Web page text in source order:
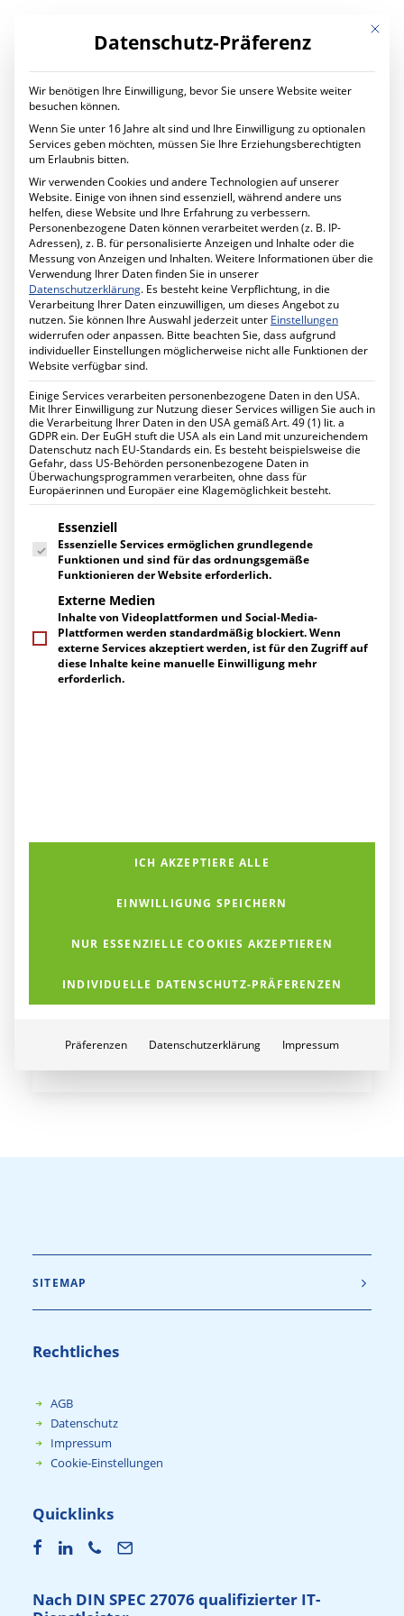
LEISTUNGEN
Digitaler Wandel im Unternehmen
Ihr Projekt mit uns
IT Services
Planung und Betrieb
IT Managed Services
Ihr Projekt mit uns
Cyber Security
Mehr Sicherheit für Ihr Unternehmen
Förderprogramm MID-Digitale Sicherheit
Ihr Projekt mit uns
Schule Digital
Unterricht digital gestalten
Ihr Projekt mit uns
Cabling Solutions
Strukturierte Verkabelung im Gebäude
Ihr Projekt mit uns
Datenschutz
Datenschutz für Ihr Unternehmen
Ihr Projekt mit uns
UNTERNEHMEN
Über uns
Management
Ihre Ansprechpartner
Engagement
Zertifizierungen
Herstellerpartner
Referenzen
KARRIERE
Stellenangebote
Ausbildung
AKTUELLES
News
Events
Pressemitteilungen
Spionage / Sabotage /
Cyberangriffe
Startseite
Posts Tagged "Spionage / Sabotage / Cyberangriffe"
K&K-VIP Event „IT-
Security“ am 27. März
2025 erneut ein voller
Erfolg
von K&K Networks
SITEMAP
Rechtliches
AGB
Datenschutz
Impressum
Cookie-Einstellungen
Quicklinks
Nach DIN SPEC 27076 qualifizierter IT-
Mit
Datenschutz-Präferenz
Wir benötigen Ihre Einwilligung, bevor Sie unsere Website weiter
besuchen können.
Wenn Sie unter 16 Jahre alt sind und Ihre Einwilligung zu optionalen
Services geben möchten, müssen Sie Ihre Erziehungsberechtigten
um Erlaubnis bitten.
Wir verwenden Cookies und andere Technologien auf unserer
Website. Einige von ihnen sind essenziell, während andere uns
helfen, diese Website und Ihre Erfahrung zu verbessern.
Personenbezogene Daten können verarbeitet werden (z. B. IP-
Adressen), z. B. für personalisierte Anzeigen und Inhalte oder die
Messung von Anzeigen und Inhalten.Weitere Informationen über die
Verwendung Ihrer Daten finden Sie in unserer
Datenschutzerklärung. Es besteht keine Verpflichtung, in die
Verarbeitung Ihrer Daten einzuwilligen, um dieses Angebot zu
nutzen.Sie können Ihre Auswahl jederzeit unter Einstellungen
widerrufen oder anpassen. Bitte beachten Sie, dass aufgrund
individueller Einstellungen möglicherweise nicht alle Funktionen der
Website verfügbar sind.
Einige Services verarbeiten personenbezogene Daten in den USA.
Mit Ihrer Einwilligung zur Nutzung dieser Services willigen Sie auch in
die Verarbeitung Ihrer Daten in den USA gemäß Art. 49 (1) lit. a
GDPR ein. Der EuGH stuft die USA als ein Land mit unzureichendem
Datenschutz nach EU-Standards ein. Es besteht beispielsweise die
Gefahr, dass US-Behörden personenbezogene Daten in
Überwachungsprogrammen verarbeiten, ohne dass für
Europäerinnen und Europäer eine Klagemöglichkeit besteht.
Es folgt eine Liste der Service-Gruppen, für die eine Einwilligung
Essenziell
Essenzielle Services ermöglichen grundlegende
Funktionen und sind für das ordnungsgemäße
Funktionieren der Website erforderlich.
Externe Medien
Inhalte von Videoplattformen und Social-Media-
Plattformen werden standardmäßig blockiert. Wenn
externe Services akzeptiert werden, ist für den Zugriff auf
diese Inhalte keine manuelle Einwilligung mehr
erforderlich.
ICH AKZEPTIERE ALLE
EINWILLIGUNG SPEICHERN
NUR ESSENZIELLE COOKIES AKZEPTIEREN
INDIVIDUELLE DATENSCHUTZ-PRÄFERENZEN
Präferenzen Datenschutzerklärung Impressum